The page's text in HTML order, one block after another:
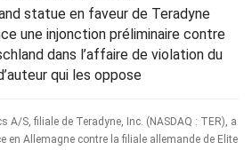
statue en faveur de Teradyne
une injonction préliminaire contre
dans l’affaire de violation du
qui les oppose
A/S, filiale de Teradyne, Inc. (NASDAQ : TER), a
en Allemagne contre la filiale allemande de Elite